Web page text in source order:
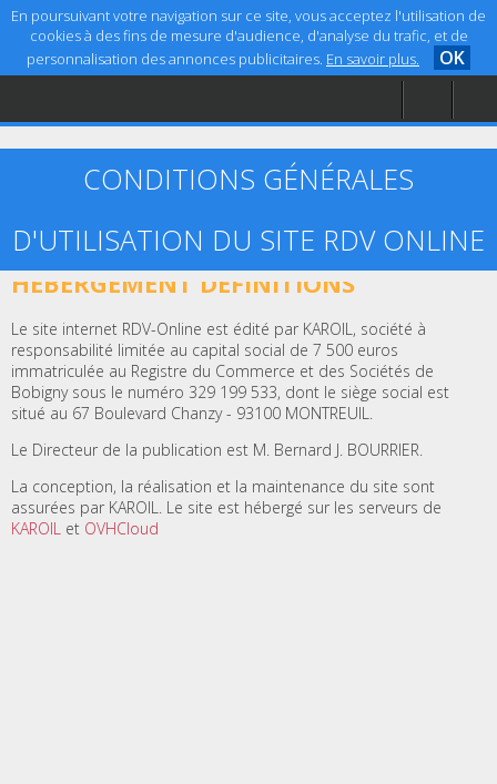
En poursuivant votre navigation sur ce site, vous acceptez l'utilisation de
cookies à des fins de mesure d'audience, d'analyse du trafic, et de
personnalisation des annonces publicitaires. En savoir plus. OK
Accueil
Aide
CONDITIONS GÉNÉRALES
D'UTILISATION DU SITE RDV ONLINE
ARTICLE 1 – ÉDITEUR, CRÉATION ET
HÉBERGEMENT DÉFINITIONS
Le site internet RDV-Online est édité par KAROIL, société à
responsabilité limitée au capital social de 7 500 euros
immatriculée au Registre du Commerce et des Sociétés de
Bobigny sous le numéro 329 199 533, dont le siège social est
situé au 67 Boulevard Chanzy - 93100 MONTREUIL.
Le Directeur de la publication est M. Bernard J. BOURRIER.
La conception, la réalisation et la maintenance du site sont
assurées par KAROIL. Le site est hébergé sur les serveurs de
KAROIL et OVHCloud